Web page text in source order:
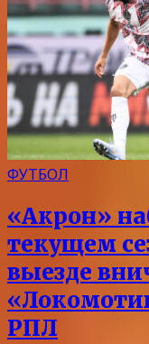
ФУТБОЛ
«Акрон»
текущем
выезде
РПЛ